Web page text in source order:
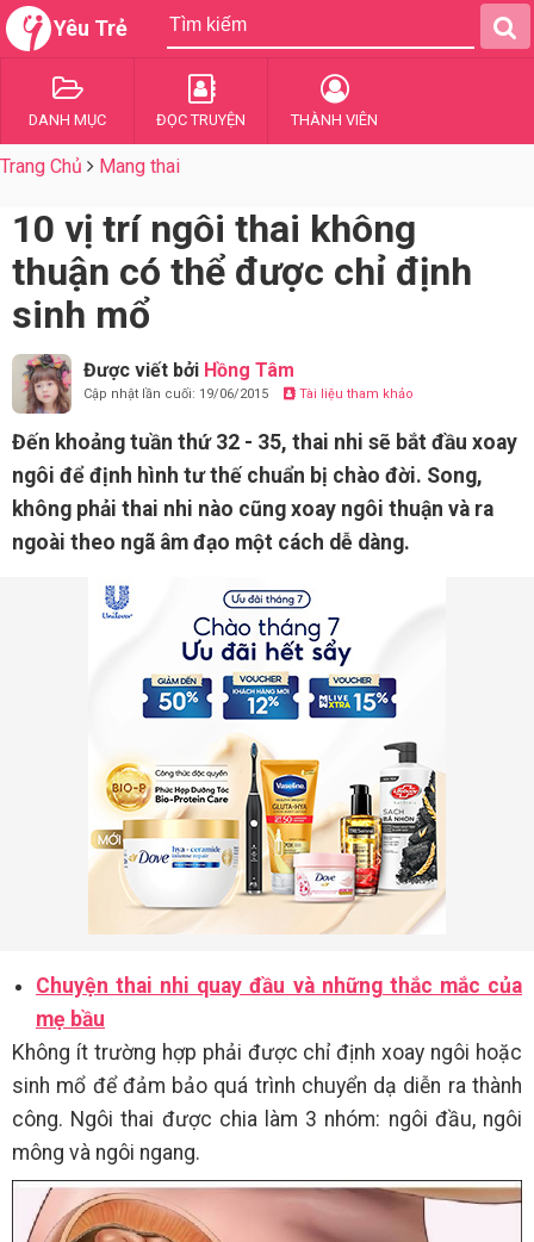
Yêu Trẻ
DANH MỤC ĐỌC TRUYỆN THÀNH VIÊN
Trang Chủ Mang thai
10 vị trí ngôi thai không
thuận có thể được chỉ định
sinh mổ
Được viết bởi Hồng Tâm
Cập nhật lần cuối: 19/06/2015 Tài liệu tham khảo
Đến khoảng tuần thứ 32 - 35, thai nhi sẽ bắt đầu xoay
ngôi để định hình tư thế chuẩn bị chào đời. Song,
không phải thai nhi nào cũng xoay ngôi thuận và ra
ngoài theo ngã âm đạo một cách dễ dàng.
Chuyện thai nhi quay đầu và những thắc mắc của
mẹ bầu
Không ít trường hợp phải được chỉ định xoay ngôi hoặc
sinh mổ để đảm bảo quá trình chuyển dạ diễn ra thành
công. Ngôi thai được chia làm 3 nhóm: ngôi đầu, ngôi
mông và ngôi ngang.